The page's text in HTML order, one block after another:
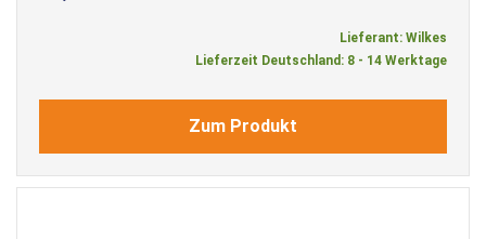
Lieferant: Wilkes
Lieferzeit Deutschland: 8 - 14 Werktage
Zum Produkt